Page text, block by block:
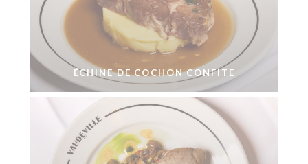
ÉCHINE DE COCHON CONFITE